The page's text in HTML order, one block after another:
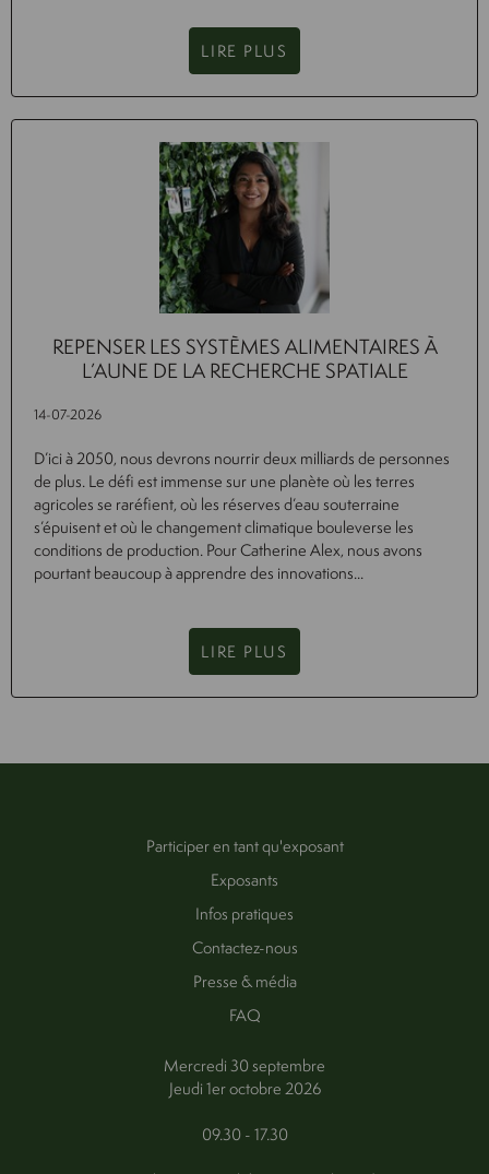
LIRE PLUS
REPENSER LES SYSTÈMES ALIMENTAIRES À
L’AUNE DE LA RECHERCHE SPATIALE
14-07-2026
D’ici à 2050, nous devrons nourrir deux milliards de personnes
de plus. Le défi est immense sur une planète où les terres
agricoles se raréfient, où les réserves d’eau souterraine
s’épuisent et où le changement climatique bouleverse les
conditions de production. Pour Catherine Alex, nous avons
pourtant beaucoup à apprendre des innovations...
LIRE PLUS
Participer en tant qu'exposant
Exposants
Infos pratiques
Contactez-nous
Presse & média
FAQ
Mercredi 30 septembre
Jeudi 1er octobre 2026
09.30 - 17.30